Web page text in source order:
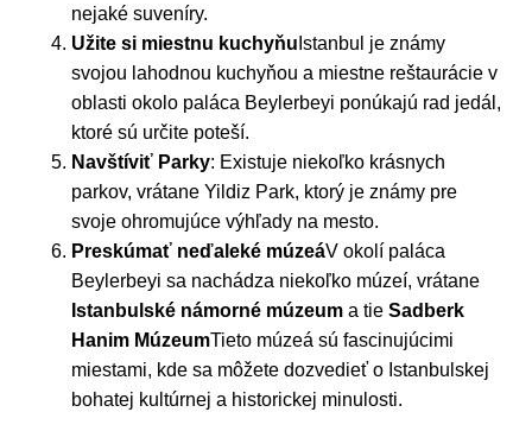
nejaké suveníry.
Užite si miestnu kuchyňu Istanbul je známy
svojou lahodnou kuchyňou a miestne reštaurácie v
oblasti okolo paláca Beylerbeyi ponúkajú rad jedál,
ktoré sú určite poteší.
Navštíviť Parky: Existuje niekoľko krásnych
parkov, vrátane Yildiz Park, ktorý je známy pre
svoje ohromujúce výhľady na mesto.
Preskúmať neďaleké múzeáV okolí paláca
Beylerbeyi sa nachádza niekoľko múzeí, vrátane
Istanbulské námorné múzeum a tie Sadberk
Hanim MúzeumTieto múzeá sú fascinujúcimi
miestami, kde sa môžete dozvedieť o Istanbulskej
bohatej kultúrnej a historickej minulosti.